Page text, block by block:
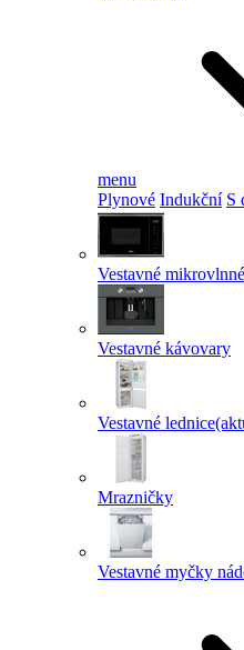
menu
Plynové Indukční S
Vestavné
Vestavné kávovary
Vestavné lednice
Mrazničky
Vestavné myčky